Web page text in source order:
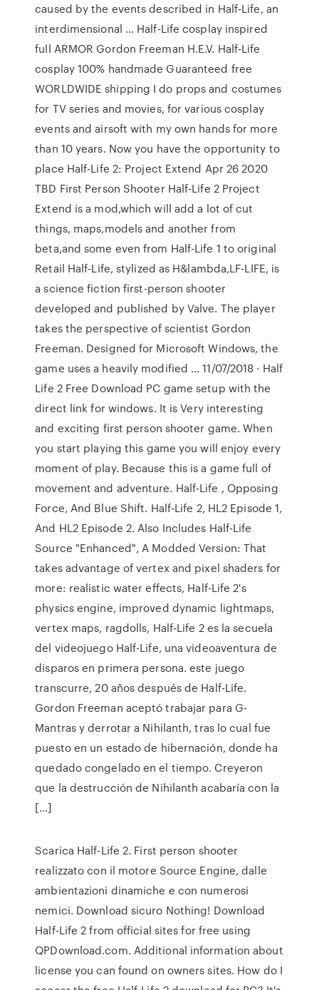
caused by the events described in Half-Life, an
interdimensional … Half-Life cosplay inspired
full ARMOR Gordon Freeman H.E.V. Half-Life
cosplay 100% handmade Guaranteed free
WORLDWIDE shipping I do props and costumes
for TV series and movies, for various cosplay
events and airsoft with my own hands for more
than 10 years. Now you have the opportunity to
place Half-Life 2: Project Extend Apr 26 2020
TBD First Person Shooter Half-Life 2 Project
Extend is a mod,which will add a lot of cut
things, maps,models and another from
beta,and some even from Half-Life 1 to original
Retail Half-Life, stylized as H&lambda,LF-LIFE, is
a science fiction first-person shooter
developed and published by Valve. The player
takes the perspective of scientist Gordon
Freeman. Designed for Microsoft Windows, the
game uses a heavily modified … 11/07/2018 · Half
Life 2 Free Download PC game setup with the
direct link for windows. It is Very interesting
and exciting first person shooter game. When
you start playing this game you will enjoy every
moment of play. Because this is a game full of
movement and adventure. Half-Life , Opposing
Force, And Blue Shift. Half-Life 2, HL2 Episode 1,
And HL2 Episode 2. Also Includes Half-Life
Source "Enhanced", A Modded Version: That
takes advantage of vertex and pixel shaders for
more: realistic water effects, Half-Life 2's
physics engine, improved dynamic lightmaps,
vertex maps, ragdolls, Half-Life 2 es la secuela
del videojuego Half-Life, una videoaventura de
disparos en primera persona. este juego
transcurre, 20 años después de Half-Life.
Gordon Freeman aceptó trabajar para G-
Mantras y derrotar a Nihilanth, tras lo cual fue
puesto en un estado de hibernación, donde ha
quedado congelado en el tiempo. Creyeron
que la destrucción de Nihilanth acabaría con la
[…]
Scarica Half-Life 2. First person shooter
realizzato con il motore Source Engine, dalle
ambientazioni dinamiche e con numerosi
nemici. Download sicuro Nothing! Download
Half-Life 2 from official sites for free using
QPDownload.com. Additional information about
license you can found on owners sites. How do I